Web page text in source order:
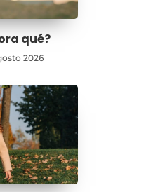
qué?
2026